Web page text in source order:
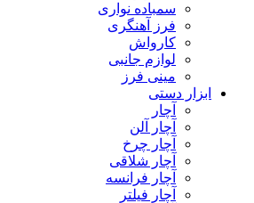
سمباده نواری
فرز آهنگری
کارواش
لوازم جانبی
مینی فرز
ابزار دستی
آچار
آچار آلن
آچار چرخ
آچار شلاقی
آچار فرانسه
آچار فیلتر